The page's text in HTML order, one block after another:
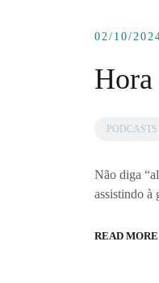
02/10/
PODCASTS
Não diga
assistindo
READ MORE